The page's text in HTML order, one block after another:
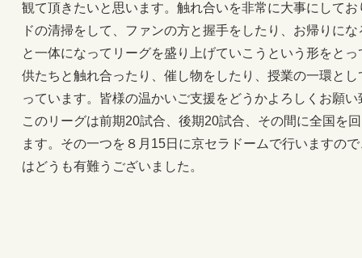
観て頂きたいと思います。触れ合いを非常に大事にして
ドの清掃をして、ファンの方と握手をしたり、お帰りに
と一体になってリーグを盛り上げていこうという形をと
供たちと触れ合ったり、催し物をしたり、授業の一環と
っています。皆様の温かいご支援をどうかよろしくお願い
このリーグは前期20試合、後期20試合、その間に全国を
ます。その一つを８月15日に京セラドームで行いますの
はどうも有難うございました。